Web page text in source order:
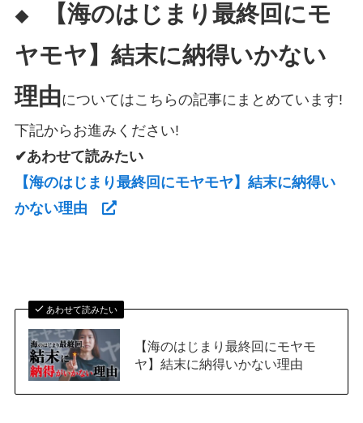
◆
【海のはじまり最終回にモ
ヤモヤ】結末に納得いかない
理由についてはこちらの記事にまとめています!
下記からお進みください!
✔あわせて読みたい
【海のはじまり最終回にモヤモヤ】結末に納得い
かない理由
あわせて読みたい
【海のはじまり最終回にモヤモ
ヤ】結末に納得いかない理由